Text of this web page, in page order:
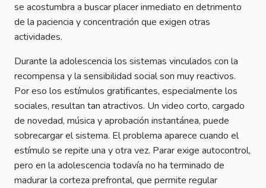
se acostumbra a buscar placer inmediato en detrimento
de la paciencia y concentración que exigen otras
actividades.
Durante la adolescencia los sistemas vinculados con la
recompensa y la sensibilidad social son muy reactivos.
Por eso los estímulos gratificantes, especialmente los
sociales, resultan tan atractivos. Un video corto, cargado
de novedad, música y aprobación instantánea, puede
sobrecargar el sistema. El problema aparece cuando el
estímulo se repite una y otra vez. Parar exige autocontrol,
pero en la adolescencia todavía no ha terminado de
madurar la corteza prefrontal, que permite regular